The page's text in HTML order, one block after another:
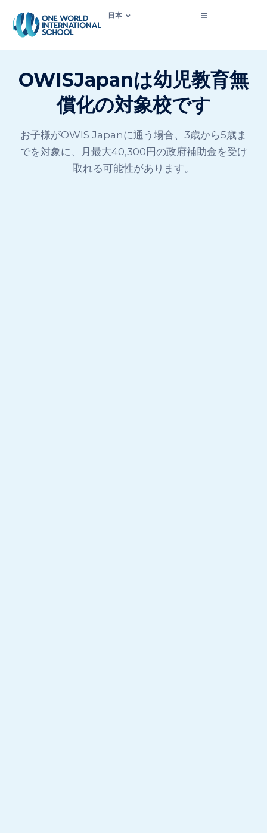
日本
OWISJapanは幼児教育無
償化の対象校です
お子様がOWIS Japanに通う場合、3歳から5歳ま
でを対象に、月最大40,300円の政府補助金を受け
取れる可能性があります。